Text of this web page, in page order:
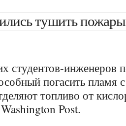
тушить пожары
студентов-инженеров
погасить пламя
топливо от
Post.